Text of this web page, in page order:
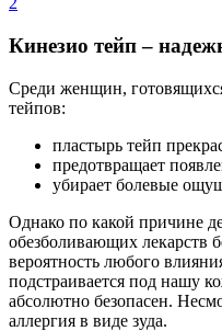
Кинезио тейп –
Среди женщин,
тейпов:
пластырь тейп
предотвращает
убирает болевые
Однако по какой причине
обезболивающих лекарств
вероятность любого
подстраивается под нашу
абсолютно безопасен.
аллергия в виде зуда.